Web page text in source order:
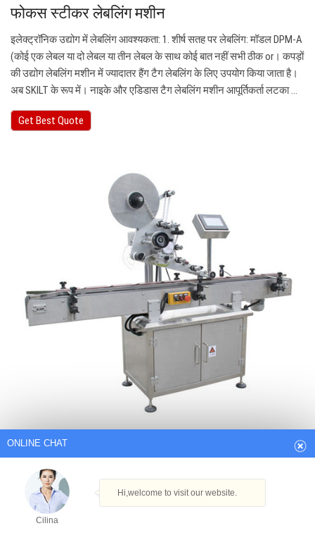
फोकस स्टीकर लेबलिंग मशीन
इलेक्ट्रॉनिक उद्योग में लेबलिंग आवश्यकता: 1. शीर्ष सतह पर लेबलिंग: मॉडल DPM-A
(कोई एक लेबल या दो लेबल या तीन लेबल के साथ कोई बात नहीं सभी ठीक or। कपड़ों
की उद्योग लेबलिंग मशीन में ज्यादातर हैंग टैग लेबलिंग के लिए उपयोग किया जाता है।
अब SKILT के रूप में। नाइके और एडिडास टैग लेबलिंग मशीन आपूर्तिकर्ता लटका ...
Get Best Quote
कपड़े धोने की मशीन की समीक्षा 2020 - सर्वश्रेष्ठ रेटेड
वॉशिंग मशीन की समीक्षा से आपको अपने कपड़े और बजट के लिए सबसे अच्छी वॉशिंग
Cilina